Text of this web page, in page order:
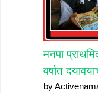
मनपा
वर्षात
by